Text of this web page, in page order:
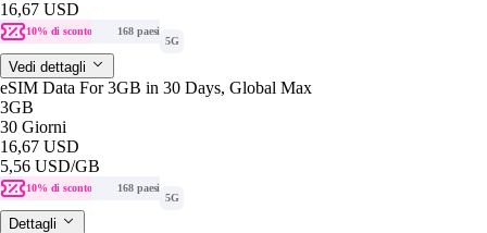
16,67 USD
10% di sconto
168 paesi
5G
Vedi dettagli
eSIM Data For 3GB in 30 Days, Global Max
3GB
30 Giorni
16,67 USD
5,56 USD/GB
10% di sconto
168 paesi
5G
Dettagli